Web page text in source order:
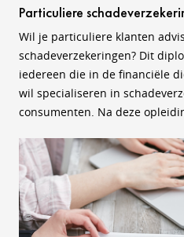
Particuliere
Wil je particuliere klanten
schadeverzekeringen? Dit
iedereen die in de financiële
wil specialiseren in
consumenten. Na deze